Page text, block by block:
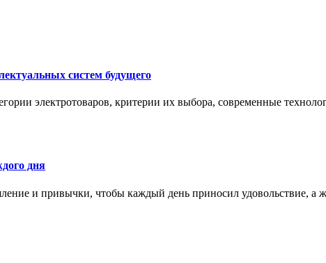
систем будущего
электротоваров, критерии их выбора, современные
дня
и привычки, чтобы каждый день приносил удовольствие, а